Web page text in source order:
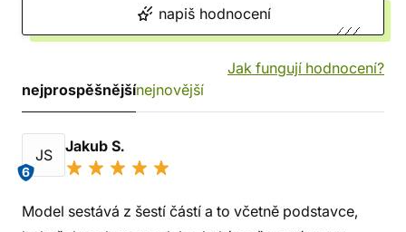
napiš hodnocení
Jak fungují hodnocení?
nejprospěšnějšínejnovější
JS
6
Jakub S.
Model sestává z šestí částí a to včetně podstavce,